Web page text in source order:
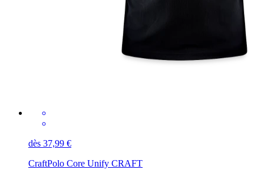
dès 37,99 €
CraftPolo Core Unify CRAFT